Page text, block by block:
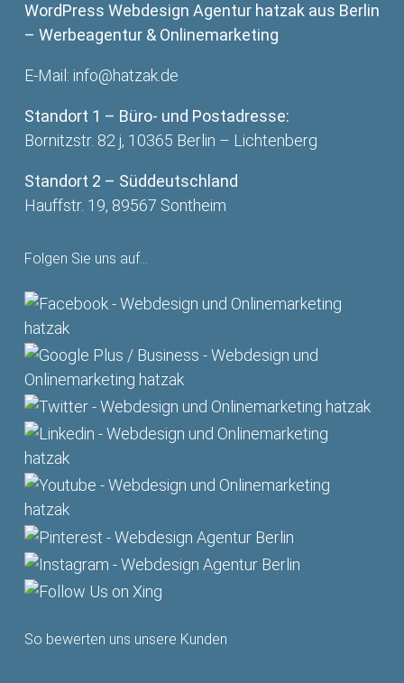
Christoph
Ulrich Mayer
WordPress Webdesign Agentur hatzak aus Berlin
– Werbeagentur & Onlinemarketing
E-Mail: info@hatzak.de
Standort 1 – Büro- und Postadresse:
Bornitzstr. 82 j, 10365 Berlin – Lichtenberg
Standort 2 – Süddeutschland
Hauffstr. 19, 89567 Sontheim
Folgen Sie uns auf…
So bewerten uns unsere Kunden